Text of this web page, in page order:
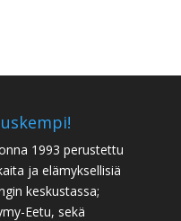
1993 perustettu
ja elämyksellisiä
keskustassa;
Eetu, sekä